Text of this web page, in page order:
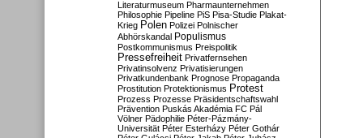
Literaturmuseum Pharmaunternehmen
Philosophie Pipeline PiS Pisa-Studie Plakat-
Krieg Polen Polizei Polnischer
Abhörskandal Populismus
Postkommunismus Preispolitik
Pressefreiheit Privatfernsehen
Privatinsolvenz Privatisierungen
Privatkundenbank Prognose Propaganda
Prostitution Protektionismus Protest
Prozess Prozesse Präsidentschaftswahl
Prävention Puskás Akadémia FC Pál
Völner Pädophilie Péter-Pázmány-
Universität Péter Esterházy Péter Gothár